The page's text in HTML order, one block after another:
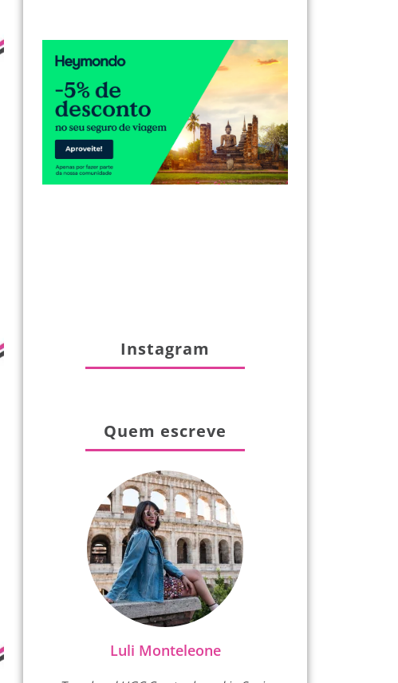
Instagram
Quem escreve
Luli Monteleone